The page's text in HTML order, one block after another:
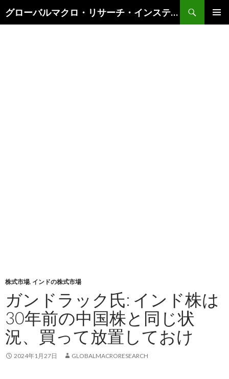
グローバルマクロ・リサーチ・インスティテュート
索
株式市場, インドの株式市場
ガンドラック氏: インド株は
30年前の中国株と同じ状
況、買って放置しておけ
2024年1月27日 GLOBALMACRORESEARCH